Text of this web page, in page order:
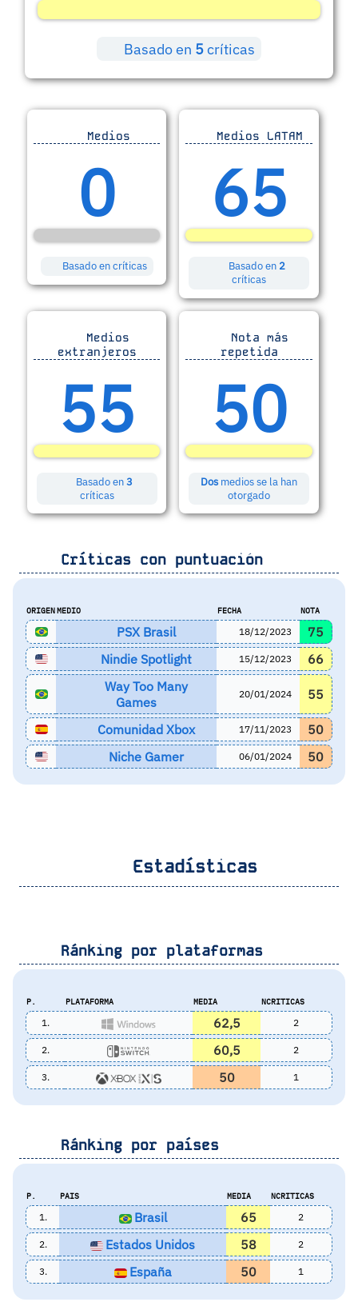
Basado en 5críticas
Medios
0
Basado encríticas
Medios LATAM
65
Basado en 2
críticas
Medios
extranjeros
55
Basado en3
críticas
Nota más
repetida
50
Dos medios se la han
otorgado
Críticas con puntuación
ORIGENMEDIO FECHA NOTA
PSX Brasil 18/12/2023
75
Nindie Spotlight
15/12/2023
66
Way Too Many
Games
20/01/2024 55
Comunidad Xbox 17/11/2023
50
Niche Gamer
06/01/2024 50
Estadísticas
Ránking por plataformas
P. PLATAFORMA MEDIA NCRITICAS
1. 62,5 2
2. 60,5 2
3. 50 1
Ránking por países
P. PAIS MEDIA NCRITICAS
1. Brasil 65 2
2. Estados Unidos 58 2
3. España 50 1